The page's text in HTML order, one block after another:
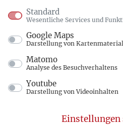
Standard
Wesentliche Services und
Google Maps
Darstellung von Kartenmaterial
Matomo
Analyse des Besuchverhaltens
Youtube
Darstellung von Videoinhalten
Einstellungen